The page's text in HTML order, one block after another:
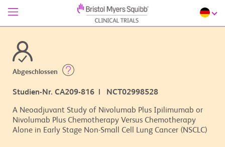
Abgeschlossen
Studien-Nr. CA209-816 | NCT02998528
A Neoadjuvant Study of Nivolumab Plus Ipilimumab or
Nivolumab Plus Chemotherapy Versus Chemotherapy
Alone in Early Stage Non-Small Cell Lung Cancer (NSCLC)